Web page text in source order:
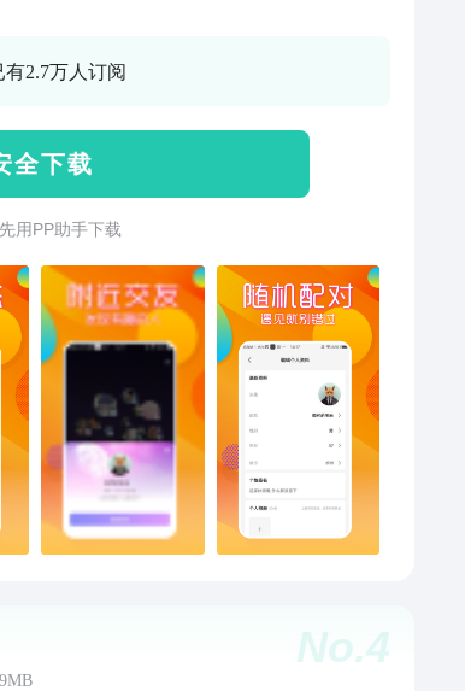
，跟海量线上朋友开心畅聊【聊天交友】提
2.7万人订阅
全 下 载
用PP助手下载
No.4